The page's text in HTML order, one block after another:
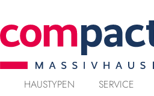
HAUSTYPEN SERVICE